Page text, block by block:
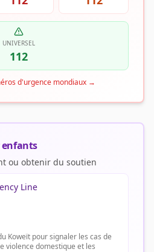
UNIVERSEL
112
d'urgence mondiaux→
enfants
ou obtenir du soutien
Line
Koweït pour signaler les cas de
violence domestique et les